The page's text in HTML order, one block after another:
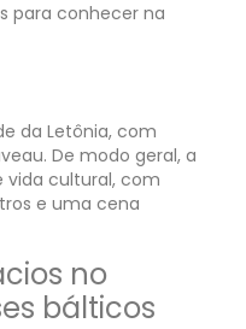
para conhecer na
da Letônia, com
De modo geral, a
cultural, com
e uma cena
no
bálticos